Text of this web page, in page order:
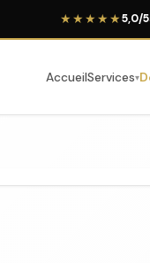
★★★★★5,0/5
AccueilServices